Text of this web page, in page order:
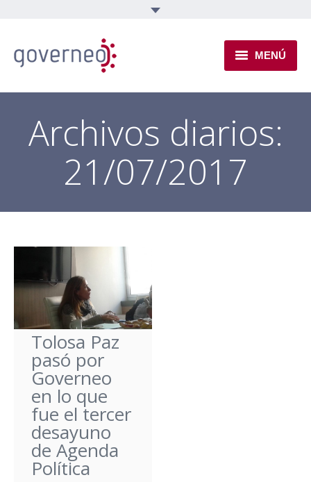
MENÚ
INSTITUCIONAL
EJES TEMÁTICOS
NOVEDADES
Archivos diarios:
21/07/2017
Tolosa Paz
pasó por
Governeo
en lo que
fue el tercer
desayuno
de Agenda
Política